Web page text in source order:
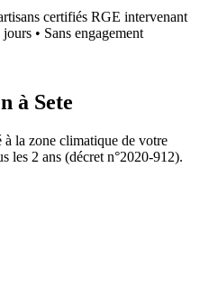
certifiés RGE intervenant
jours • Sans engagement
à Sete
à la zone climatique de votre
les 2 ans (décret n°2020-912).